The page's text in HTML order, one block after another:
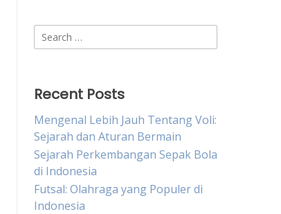
Search
for:
Recent Posts
Mengenal Lebih Jauh Tentang Voli:
Sejarah dan Aturan Bermain
Sejarah Perkembangan Sepak Bola
di Indonesia
Futsal: Olahraga yang Populer di
Indonesia